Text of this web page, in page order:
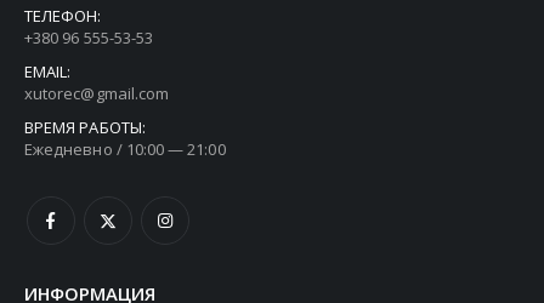
ТЕЛЕФОН:
+380 96 555-53-53
EMAIL:
xutorec@gmail.com
ВРЕМЯ РАБОТЫ:
Ежедневно / 10:00 — 21:00
ИНФОРМАЦИЯ